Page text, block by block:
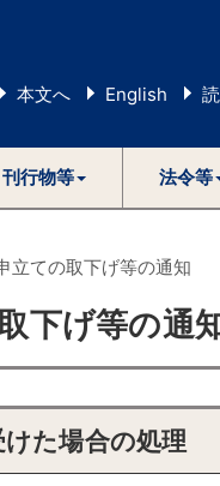
本文へ English
刊行物等 法令等
立ての取下げ等の通知
下げ等の通
た場合の処理